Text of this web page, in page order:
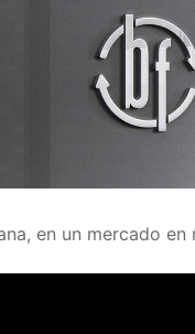
en un mercado en